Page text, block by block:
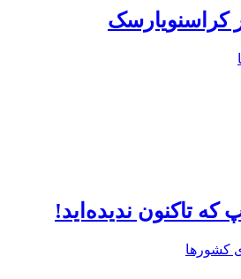
کراسنویارسک
که تاکنون ندیده‌اید!
کشورها